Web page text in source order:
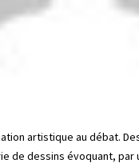
artistique au débat.
de dessins évoquant, par